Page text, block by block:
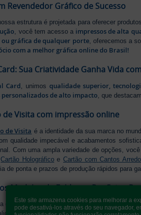
Revendedor Gráfico de Sucesso
estrutura é projetada para oferecer
, você tem acesso a impressos de alta
ou gráfica de qualquer porte, oferecemos a
com a melhor gráfica online do Brasil!
Sua Criatividade Ganha Vida
Card, unimosqualidade superior,
personalizados de alto impacto, que
de Visita com impressão online
de Visita é a identidade da sua marca no
qualidade impecável e acabamentos
Com uma ampla variedade de opções,
Cartão Holográficoe Cartão com Cantos
de ponta e prazos de produção rápidos para
Modelos de Folders e Panfletos
divulgar seu negócio, lançar uma promoção
excepcional, cortes precisos e
Este site armazena cookies para melhorar a
pode desativá-los através do seu navegador,